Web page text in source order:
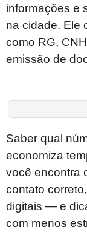
informações e
na cidade. Ele
como RG,
emissão de
Saber qual
economiza
você encontra
contato
digitais — e
com menos